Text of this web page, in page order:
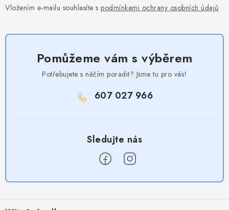
Vložením e-mailu souhlasíte s podmínkami ochrany osobních údajů
Pomůžeme vám s výběrem
Potřebujete s něčím poradit? Jsme tu pro vás!
607 027 966